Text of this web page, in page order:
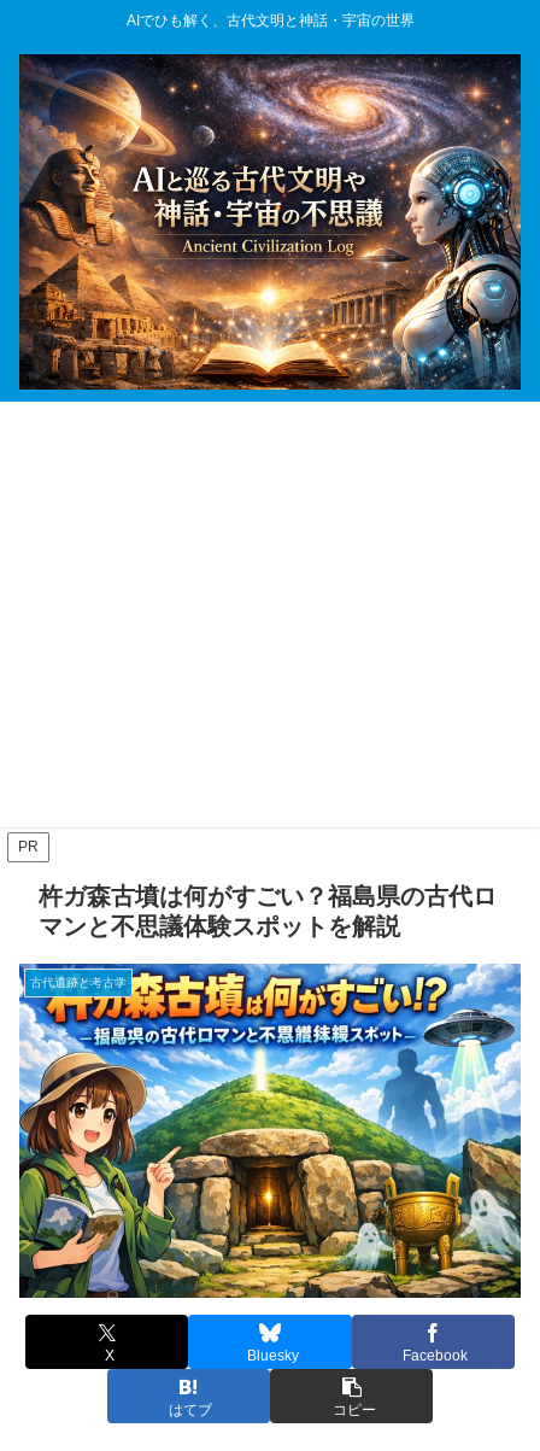
AIでひも解く、古代文明と神話・宇宙の世界
PR
杵ガ森古墳は何がすごい？福島県の古代ロ
マンと不思議体験スポットを解説
古代遺跡と考古学
X Bluesky Facebook
はてブ コピー